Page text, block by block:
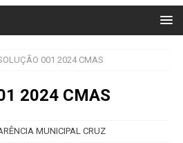
001 2024 CMAS
2024 CMAS
MUNICIPAL CRUZ